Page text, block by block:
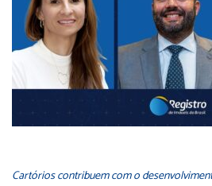
Cartórios contribuem com o